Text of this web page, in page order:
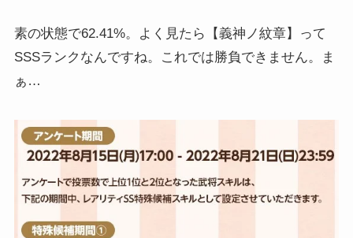
素の状態で62.41%。よく見たら【義神ノ紋章】って
SSSランクなんですね。これでは勝負できません。ま
ぁ…